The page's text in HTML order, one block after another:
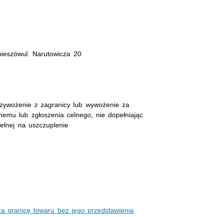
Narutowicza 20
z zagranicy lub wywożenie za
lub zgłoszenia celnego, nie dopełniając
na uszczuplenie
granicę towaru bez jego przedstawienia